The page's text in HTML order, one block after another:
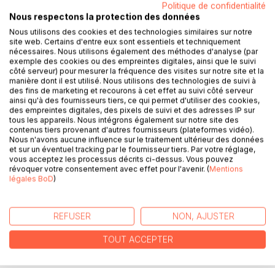
AJOUTER AU PANIER
Ajouter à ma liste d'envies
Laisser un avis
DESCRIPTION
Une histoire à raconter pour structurer le langage et
acquérir du vocabulaire.
Politique de confidentialité
Nous respectons la protection des données
Nous utilisons des cookies et des technologies similaires sur notre
site web. Certains d'entre eux sont essentiels et techniquement
nécessaires. Nous utilisons également des méthodes d'analyse (par
exemple des cookies ou des empreintes digitales, ainsi que le suivi
côté serveur) pour mesurer la fréquence des visites sur notre site et la
manière dont il est utilisé. Nous utilisons des technologies de suivi à
des fins de marketing et recourons à cet effet au suivi côté serveur
ainsi qu'à des fournisseurs tiers, ce qui permet d'utiliser des cookies,
des empreintes digitales, des pixels de suivi et des adresses IP sur
tous les appareils. Nous intégrons également sur notre site des
contenus tiers provenant d'autres fournisseurs (plateformes vidéo).
Nous n'avons aucune influence sur le traitement ultérieur des données
et sur un éventuel tracking par le fournisseur tiers. Par votre réglage,
vous acceptez les processus décrits ci-dessus. Vous pouvez
révoquer votre consentement avec effet pour l'avenir. (Mentions
légales BoD)
REFUSER NON, AJUSTER
TOUT ACCEPTER